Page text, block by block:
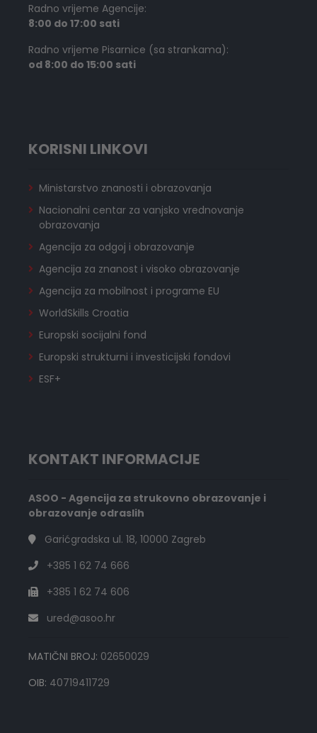
Radno vrijeme Agencije:
8:00 do 17:00 sati
Radno vrijeme Pisarnice (sa strankama):
od 8:00 do 15:00 sati
KORISNI LINKOVI
Ministarstvo znanosti i obrazovanja
Nacionalni centar za vanjsko vrednovanje
obrazovanja
Agencija za odgoj i obrazovanje
Agencija za znanost i visoko obrazovanje
Agencija za mobilnost i programe EU
WorldSkills Croatia
Europski socijalni fond
Europski strukturni i investicijski fondovi
ESF+
KONTAKT INFORMACIJE
ASOO - Agencija za strukovno obrazovanje i
obrazovanje odraslih
Garićgradska ul. 18, 10000 Zagreb
+385 1 62 74 666
+385 1 62 74 606
ured@asoo.hr
MATIČNI BROJ: 02650029
OIB: 40719411729